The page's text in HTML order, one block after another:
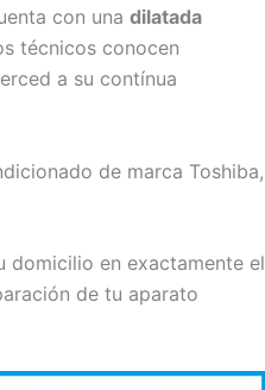
con una dilatada
técnicos conocen
a su contínua
de marca Toshiba,
domicilio en exactamente el
de tu aparato